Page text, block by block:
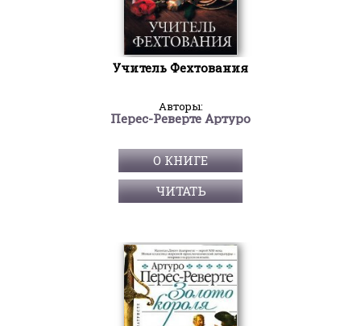
Учитель Фехтования
Авторы:
Перес-Реверте Артуро
О КНИГЕ
ЧИТАТЬ